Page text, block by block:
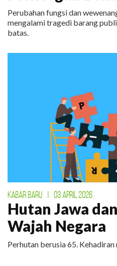
Perubahan fungsi dan
mengalami tragedi barang
batas.
KABAR BARU 03 APRIL 2026
Hutan Jawa
Wajah Negara
Perhutan berusia 65.